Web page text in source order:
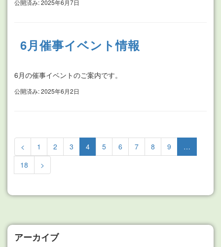
公開済み: 2025年6月7日
6月催事イベント情報
6月の催事イベントのご案内です。
公開済み: 2025年6月2日
< 1 2 3 4 5 6 7 8 9
…
18
>
アーカイブ